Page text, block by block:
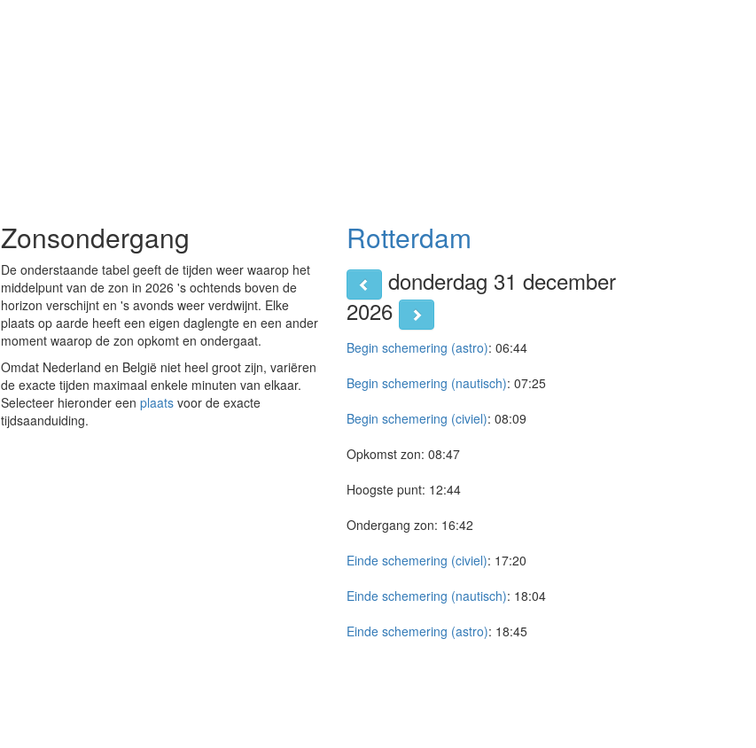
Zonsondergang
De onderstaande tabel geeft de tijden weer waarop het
middelpunt van de zon in 2026 's ochtends boven de
horizon verschijnt en 's avonds weer verdwijnt. Elke
plaats op aarde heeft een eigen daglengte en een ander
moment waarop de zon opkomt en ondergaat.
Omdat Nederland en België niet heel groot zijn, variëren
de exacte tijden maximaal enkele minuten van elkaar.
Selecteer hieronder een plaats voor de exacte
tijdsaanduiding.
Rotterdam
donderdag 31 december
2026
Begin schemering (astro): 06:44
Begin schemering (nautisch): 07:25
Begin schemering (civiel): 08:09
Opkomst zon: 08:47
Hoogste punt: 12:44
Ondergang zon: 16:42
Einde schemering (civiel): 17:20
Einde schemering (nautisch): 18:04
Einde schemering (astro): 18:45